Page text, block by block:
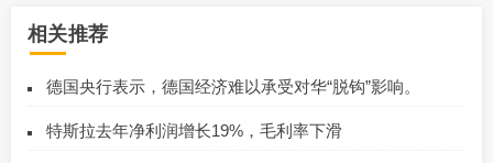
相关推荐
德国央行表示，德国经济难以承受对华“脱钩”影响。
特斯拉去年净利润增长19%，毛利率下滑